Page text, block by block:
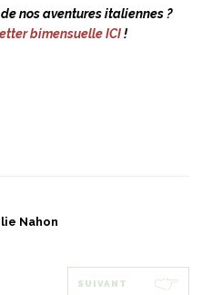
nos aventures italiennes ?
bimensuelle ICI!
Nahon
SUIVANT